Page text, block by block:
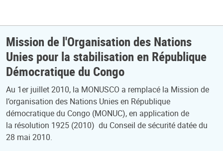
Mission de l'Organisation des Nations
Unies pour la stabilisation en République
Démocratique du Congo
Au 1er juillet 2010, la MONUSCO a remplacé la Mission de
l’organisation des Nations Unies en République
démocratique du Congo (MONUC), en application de
la résolution 1925 (2010) du Conseil de sécurité datée du
28 mai 2010.